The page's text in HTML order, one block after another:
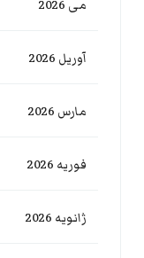
می 2026
آوریل 2026
مارس 2026
فوریه 2026
ژانویه 2026